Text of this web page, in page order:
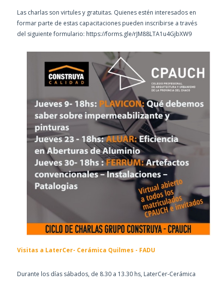
Las charlas son virtules y gratuitas. Quienes estén interesados en
formar parte de estas capacitaciones pueden inscribirse a través
del siguiente formulario: https://forms.gle/rJM88LTA1u4GjbXW9
Visitas a LaterCer- Cerámica Quilmes - FADU
Durante los días sábados, de 8.30 a 13.30 hs, LaterCer-Cerámica